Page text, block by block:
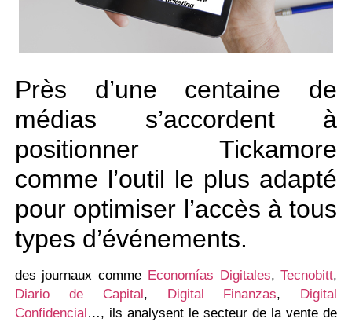
Près d’une centaine de
médias s’accordent à
positionner Tickamore
comme l’outil le plus adapté
pour optimiser l’accès à tous
types d’événements.
des journaux comme Economías Digitales,Tecnobitt,
Diario de Capital , Digital Finanzas,
Digital
Confidencial …, ils analysent le secteur de la vente de